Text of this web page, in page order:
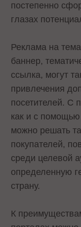
постепенно
глазах
Реклама на
баннер,
ссылка, могут
привлечения
посетителей. С
как и с
можно решать
покупателей,
среди целевой
определенную
страну.
К